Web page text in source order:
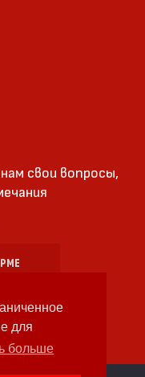
для
больше
свои вопросы,